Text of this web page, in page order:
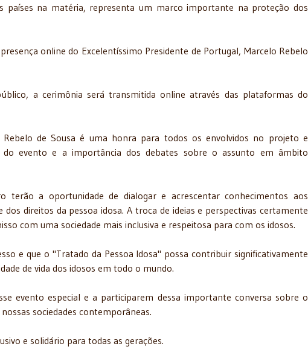
países na matéria, representa um marco importante na proteção dos
online do Excelentíssimo Presidente de Portugal, Marcelo Rebelo
a cerimônia será transmitida online através das plataformas do
de Sousa é uma honra para todos os envolvidos no projeto e
do evento e a importância dos debates sobre o assunto em âmbito
terão a oportunidade de dialogar e acrescentar conhecimentos aos
direitos da pessoa idosa. A troca de ideias e perspectivas certamente
com uma sociedade mais inclusiva e respeitosa para com os idosos.
e que o "Tratado da Pessoa Idosa" possa contribuir significativamente
de vida dos idosos em todo o mundo.
evento especial e a participarem dessa importante conversa sobre o
sociedades contemporâneas.
e solidário para todas as gerações.